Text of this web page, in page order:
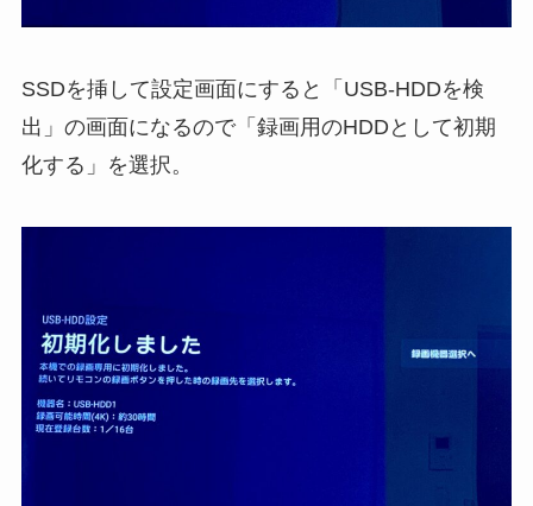
SSDを挿して設定画面にすると「USB-HDDを検
出」の画面になるので「録画用のHDDとして初期
化する」を選択。